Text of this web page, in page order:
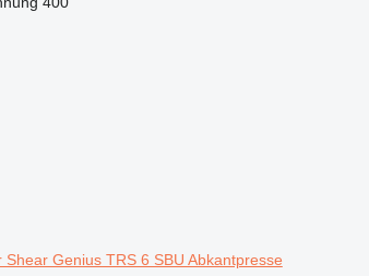
Shear Genius TRS 6 SBU Abkantpresse